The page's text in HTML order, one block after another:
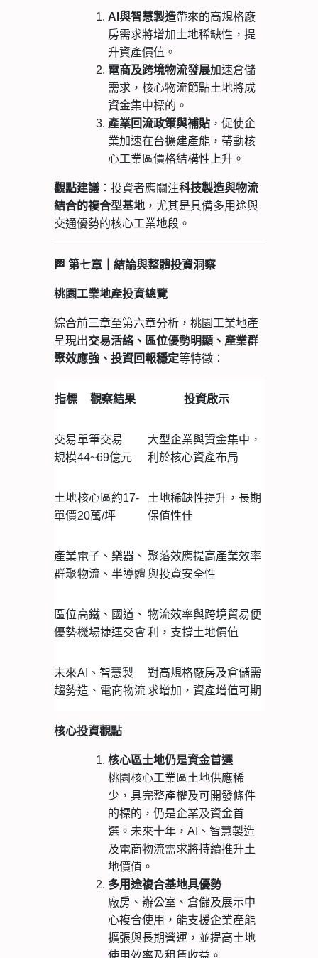
AI 與智慧製造帶來的高規格廠
房需求將增加土地稀缺性，提
升資產價值。
電商及跨境物流發展加速倉儲
需求，核心物流節點土地將成
資金集中標的。
產業回流政策與補貼，促使企
業加速在台擴建產能，帶動核
心工業區價格結構性上升。
觀點建議 ：投資者應關注科技製造與物流
結合的複合型基地 ，尤其是具備多用途與
交通優勢的核心工業地段。
🏁 第七章｜結論與整體投資洞察
桃園工業地產投資總覽
綜合前三章至第六章分析，桃園工業地產
呈現出交易活絡、區位優勢明顯、產業群
聚效應強、投資回報穩定等特徵：
指標 觀察結果 投資啟示
交易
規模
單筆交易
44~69億元
大型企業與資金集中，
利於核心資產布局
土地
單價
核心區約17-
20萬/坪
土地稀缺性提升，長期
保值性佳
產業
群聚
電子、樂器、
物流、半導體
聚落效應提高產業效率
與投資安全性
區位
優勢
高鐵、國道、
機場捷運交會
物流效率與跨境貿易便
利，支撐土地價值
未來
趨勢
AI、智慧製
造、電商物流
對高規格廠房及倉儲需
求增加，資產增值可期
核心投資觀點
核心區土地仍是資金首選
桃園核心工業區土地供應稀
少，具完整產權及可開發條件
的標的，仍是企業及資金首
選。未來十年，AI、智慧製造
及電商物流需求將持續推升土
地價值。
多用途複合基地具優勢
廠房、辦公室、倉儲及展示中
心複合使用，能支援企業產能
擴張與長期營運，並提高土地
使用效率及租賃收益。